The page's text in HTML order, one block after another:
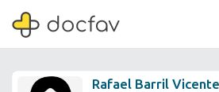
Rafael Barril Vicente